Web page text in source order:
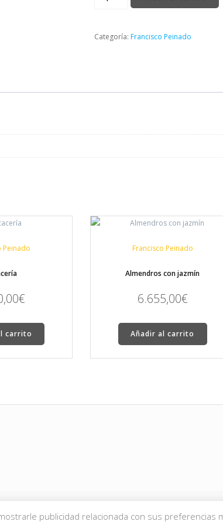
Categoría: Francisco Peinado
Peinado
€
carrito
Francisco Peinado
Almendros con jazmín
6.655,00€
Añadir al carrito
Aviso Legal|Política de Privacidad| Política de Cookies|
publicidad relacionada con sus preferencias